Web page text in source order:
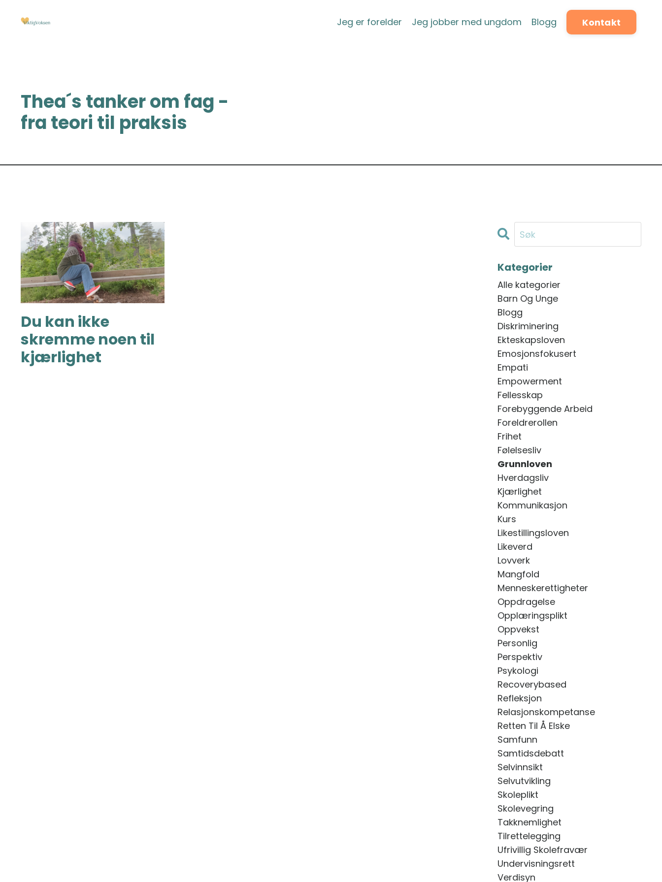
Jeg er forelder Jeg jobber med ungdom Blogg Kontakt
Thea´s tanker om fag -
fra teori til praksis
Du kan ikke
skremme noen til
kjærlighet
Kategorier
Alle kategorier
Barn Og Unge
Blogg
Diskriminering
Ekteskapsloven
Emosjonsfokusert
Empati
Empowerment
Fellesskap
Forebyggende Arbeid
Foreldrerollen
Frihet
Følelsesliv
Grunnloven
Hverdagsliv
Kjærlighet
Kommunikasjon
Kurs
Likestillingsloven
Likeverd
Lovverk
Mangfold
Menneskerettigheter
Oppdragelse
Opplæringsplikt
Oppvekst
Personlig
Perspektiv
Psykologi
Recoverybased
Refleksjon
Relasjonskompetanse
Retten Til Å Elske
Samfunn
Samtidsdebatt
Selvinnsikt
Selvutvikling
Skoleplikt
Skolevegring
Takknemlighet
Tilrettelegging
Ufrivillig Skolefravær
Undervisningsrett
Verdisyn